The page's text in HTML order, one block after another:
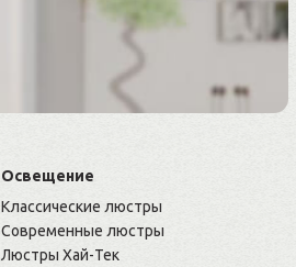
Освещение
Классические люстры
Современные люстры
Люстры Хай-Тек